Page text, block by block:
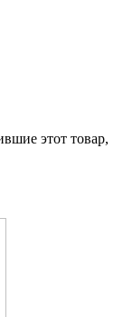
этот товар,